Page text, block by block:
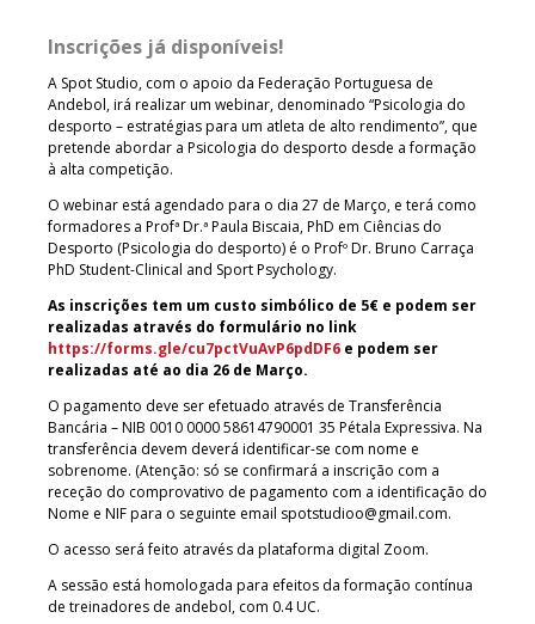
Inscrições já disponíveis!
A Spot Studio, com o apoio da Federação Portuguesa de
Andebol, irá realizar um webinar, denominado “Psicologia do
desporto – estratégias para um atleta de alto rendimento”, que
pretende abordar a Psicologia do desporto desde a formação
à alta competição.
O webinar está agendado para o dia 27 de Março, e terá como
formadores a Profª Dr.ª Paula Biscaia, PhD em Ciências do
Desporto (Psicologia do desporto) é o Profº Dr. Bruno Carraça
PhD Student-Clinical and Sport Psychology.
As inscrições tem um custo simbólico de 5€ e podem ser
realizadas através do formulário no link
https://forms.gle/cu7pctVuAvP6pdDF6 e podem ser
realizadas até ao dia 26 de Março.
O pagamento deve ser efetuado através de Transferência
Bancária – NIB 0010 0000 58614790001 35 Pétala Expressiva. Na
transferência devem deverá identificar-se com nome e
sobrenome. (Atenção: só se confirmará a inscrição com a
receção do comprovativo de pagamento com a identificação do
Nome e NIF para o seguinte email spotstudioo@gmail.com.
O acesso será feito através da plataforma digital Zoom.
A sessão está homologada para efeitos da formação contínua
de treinadores de andebol, com 0.4 UC.